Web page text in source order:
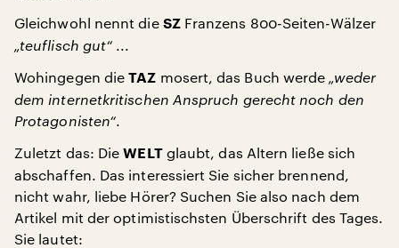
Gleichwohl nennt die SZFranzens 800-Seiten-Wälzer
„teuflisch gut“ ...
Wohingegen die TAZ mosert, das Buch werde „weder
dem internetkritischen Anspruch gerecht noch den
Protagonisten“.
Zuletzt das: DieWELTglaubt, das Altern ließe sich
abschaffen. Das interessiert Sie sicher brennend,
nicht wahr, liebe Hörer? Suchen Sie also nach dem
Artikel mit der optimistischsten Überschrift des Tages.
Sie lautet: